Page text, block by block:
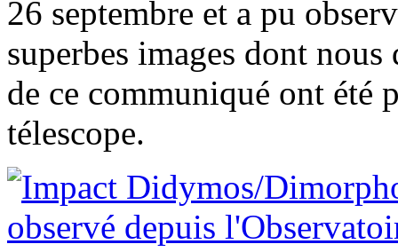
26 septembre et a pu
superbes images dont
de ce communiqué ont été
télescope.